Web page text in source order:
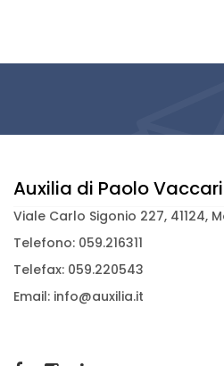
Auxilia di Paolo Vaccari
Viale Carlo Sigonio 227, 41124,
Telefono: 059.216311
Telefax: 059.220543
Email: info@auxilia.it